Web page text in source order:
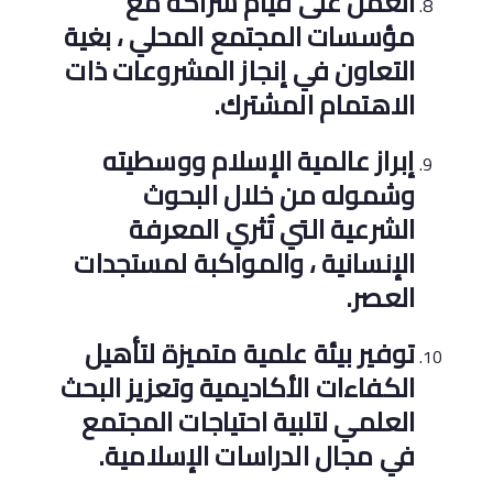
مؤسسات المجتمع المحلي ، بغية
التعاون في إنجاز المشروعات ذات
الاهتمام المشترك.
إبراز عالمية الإسلام ووسطيته
وشموله من خلال البحوث
الشرعية التي تُثري المعرفة
الإنسانية ، والمواكبة لمستجدات
العصر.
توفير بيئة علمية متميزة لتأهيل
الكفاءات الأكاديمية وتعزيز البحث
العلمي لتلبية احتياجات المجتمع
في مجال الدراسات الإسلامية.